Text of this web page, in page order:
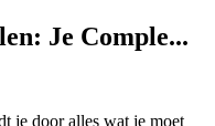
Je Comple...
je door alles wat je moet